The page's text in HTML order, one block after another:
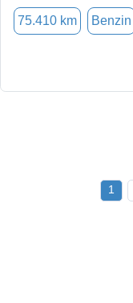
75.410 km Benzin
1